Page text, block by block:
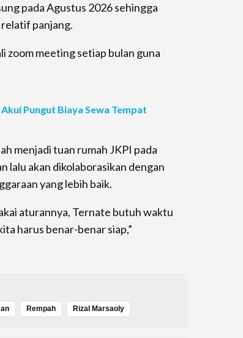
pada Agustus 2026 sehingga
panjang.
zoom meeting setiap bulan guna
Pungut Biaya Sewa Tempat
menjadi tuan rumah JKPI pada
lalu akan dikolaborasikan dengan
yang lebih baik.
aturannya, Ternate butuh waktu
harus benar-benar siap,”
Rempah Rizal Marsaoly